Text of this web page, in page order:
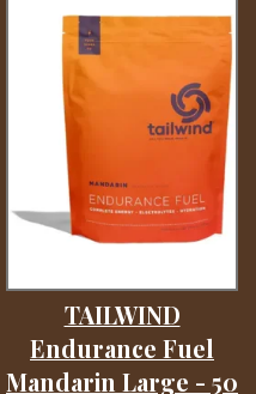
TAILWIND
Endurance Fuel
Mandarin Large - 50